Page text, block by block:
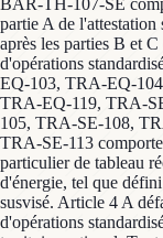
BAR-TH-107-SE
partie A de
après les parties B et
d'opérations
EQ-103, TRA-EQ-
TRA-EQ-119, TRA-
105, TRA-SE-108,
TRA-SE-113
particulier de tableau
d'énergie, tel que
susvisé. Article 4 A
d'opérations